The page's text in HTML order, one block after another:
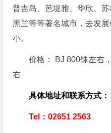
普吉岛、芭堤雅、华欣、
黑兰等等著名城市，去发
小。
价格： BJ 800铢左右
右
具体地址和联系方式：
Tel：02651 2563